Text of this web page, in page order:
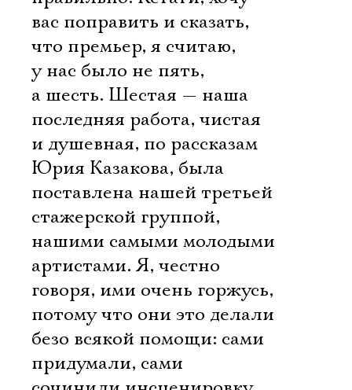
вас поправить и сказать,
что премьер, я считаю,
у нас было не пять,
а шесть. Шестая — наша
последняя работа, чистая
и душевная, по рассказам
Юрия Казакова, была
поставлена нашей третьей
стажерской группой,
нашими самыми молодыми
артистами. Я, честно
говоря, ими очень горжусь,
потому что они это делали
безо всякой помощи: сами
придумали, сами